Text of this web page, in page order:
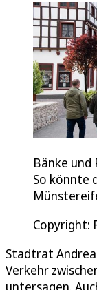
Bänke
So könnte
Copyright:
Stadtrat
Verkehr
untersagen.